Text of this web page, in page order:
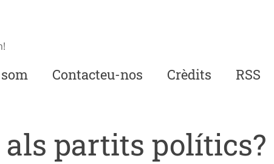
Contacteu-nos Crèdits RSS
partits polítics?